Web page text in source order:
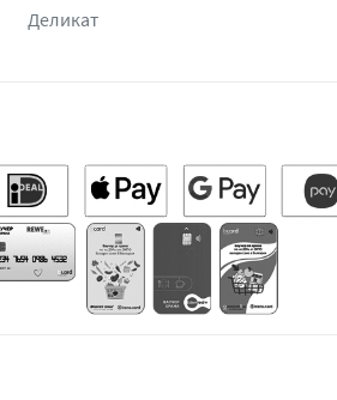
Деликат